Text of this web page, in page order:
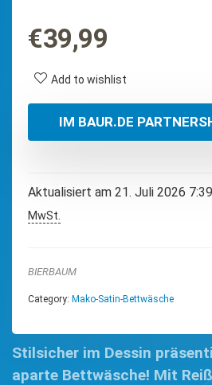
€39,99
Add to wishlist
IM BAUR.DE
Aktualisiert am 21. Juli 2026 7:39
MwSt.
BIERBAUM
Category: Mako-Satin-Bettwäsche
Stilsicher im Dessin
aparte Bettwäsche! Mit